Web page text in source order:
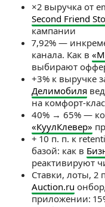
×2 выручка от
Second Friend
кампании
7,92% —
канала. Как в
выбирают
+3% к выручке
Делимобиля
на комфорт-
40% → 65% —
«КуулКлевер»
+ 10 п. п. к
базой: как в
реактивируют
Ставки, лоты, 2
Auction.ru
приложении: